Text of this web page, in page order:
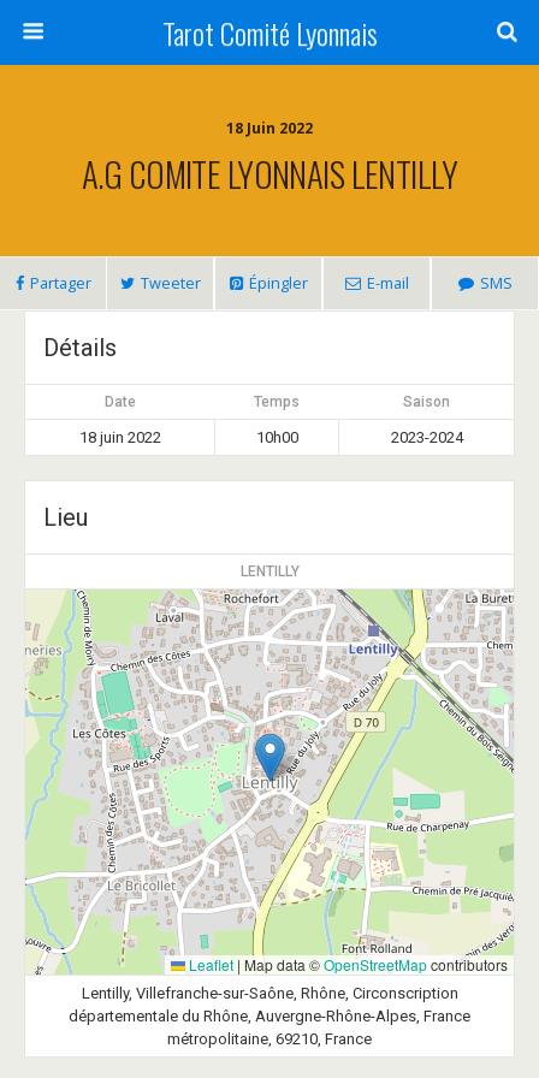
Tarot Comité Lyonnais
18 Juin 2022
A.G COMITE LYONNAIS LENTILLY
Partager Tweeter Épingler E-mail SMS
Détails
Date Temps Saison
18 juin 2022 10h00 2023-2024
Lieu
LENTILLY
Leaflet | Map data ©OpenStreetMapcontributors
Lentilly, Villefranche-sur-Saône, Rhône, Circonscription
départementale du Rhône, Auvergne-Rhône-Alpes, France
métropolitaine, 69210, France